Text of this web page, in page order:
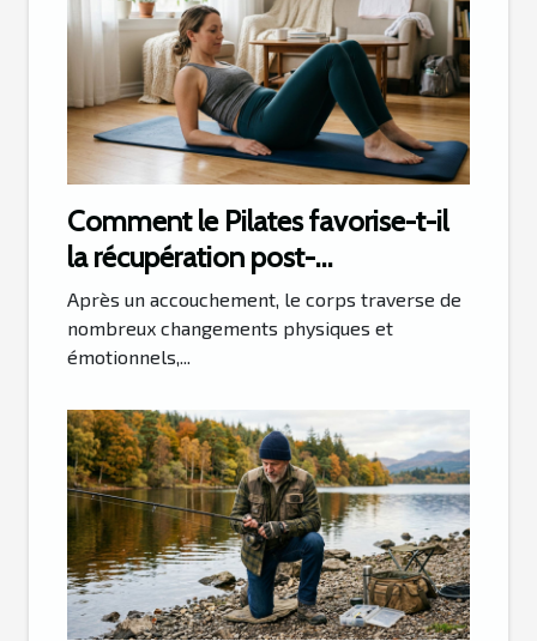
Comment le Pilates favorise-t-il
la récupération post-
accouchement ?
Après un accouchement, le corps traverse de
nombreux changements physiques et
émotionnels,...